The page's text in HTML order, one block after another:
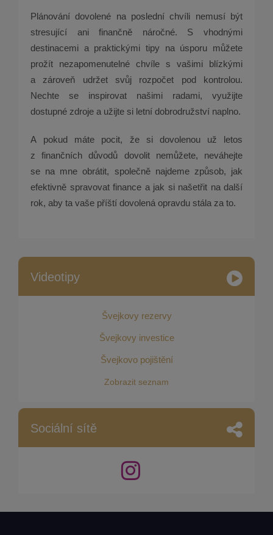
Plánování dovolené na poslední chvíli nemusí být
stresující ani finančně náročné. S vhodnými
destinacemi a praktickými tipy na úsporu můžete
prožít nezapomenutelné chvíle s vašimi blízkými
a zároveň udržet svůj rozpočet pod kontrolou.
Nechte se inspirovat našimi radami, využijte
dostupné zdroje a užijte si letní dobrodružství naplno.
A pokud máte pocit, že si dovolenou už letos
z finančních důvodů dovolit nemůžete, neváhejte
se na mne obrátit, společně najdeme způsob, jak
efektivně spravovat finance a jak si našetřit na další
rok, aby ta vaše příští dovolená opravdu stála za to.
Videotipy
Švejkovy rezervy
Švejkovy investice
Švejkovo pojištění
Zobrazit seznam
Sociální sítě